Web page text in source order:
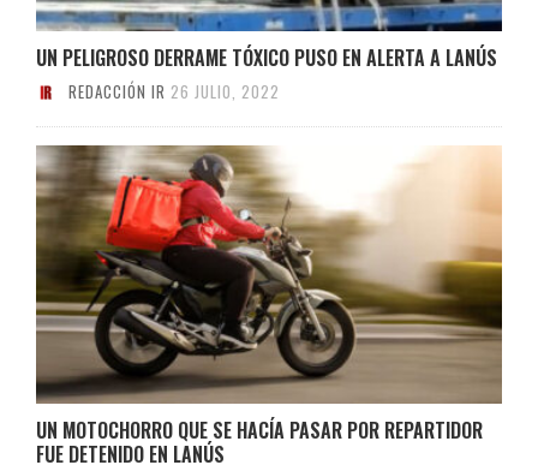
UN PELIGROSO DERRAME TÓXICO PUSO EN ALERTA A LANÚS
REDACCIÓN IR 26 JULIO, 2022
UN MOTOCHORRO QUE SE HACÍA PASAR POR REPARTIDOR
FUE DETENIDO EN LANÚS